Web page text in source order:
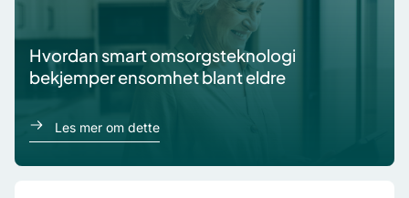
Hvordan smart omsorgsteknologi
bekjemper ensomhet blant eldre
Les mer om detteom Hvordan smart omsorgsteknologi